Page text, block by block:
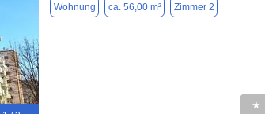
Wohnung ca. 56,00 m² Zimmer 2
★